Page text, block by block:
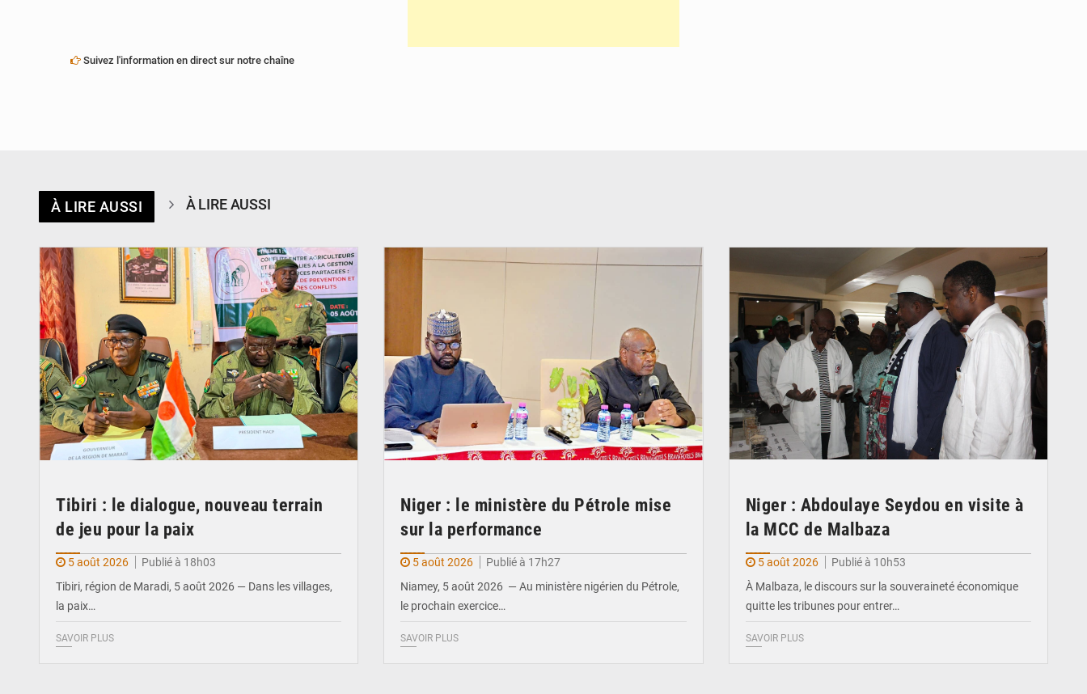
Suivez l'information en direct sur notre chaîne
À LIRE AUSSI À LIRE AUSSI
Tibiri : le dialogue, nouveau terrain
de jeu pour la paix
5 août 2026
Publié à 18h03
Tibiri, région de Maradi, 5 août 2026 — Dans les villages,
la paix…
SAVOIR PLUS
Niger : le ministère du Pétrole mise
sur la performance
5 août 2026
Publié à 17h27
Niamey, 5 août 2026 — Au ministère nigérien du Pétrole,
le prochain exercice…
SAVOIR PLUS
Niger : Abdoulaye Seydou en visite à
la MCC de Malbaza
5 août 2026
Publié à 10h53
À Malbaza, le discours sur la souveraineté économique
quitte les tribunes pour entrer…
SAVOIR PLUS